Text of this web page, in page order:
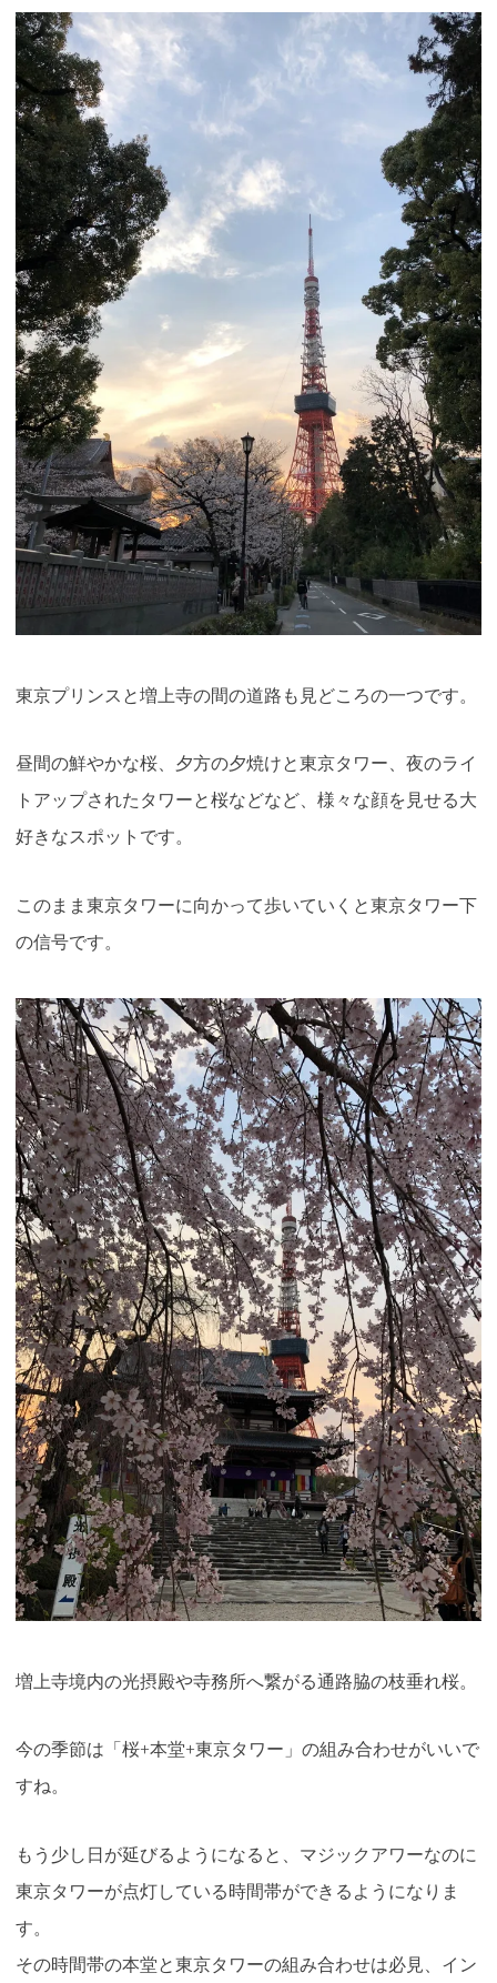
東京プリンスと増上寺の間の道路も見どころの一つです。
昼間の鮮やかな桜、夕方の夕焼けと東京タワー、夜のライ
トアップされたタワーと桜などなど、様々な顔を見せる大
好きなスポットです。
このまま東京タワーに向かって歩いていくと東京タワー下
の信号です。
増上寺境内の光摂殿や寺務所へ繋がる通路脇の枝垂れ桜。
今の季節は「桜+本堂+東京タワー」の組み合わせがいいで
すね。
もう少し日が延びるようになると、マジックアワーなのに
東京タワーが点灯している時間帯ができるようになりま
す。
その時間帯の本堂と東京タワーの組み合わせは必見、イン